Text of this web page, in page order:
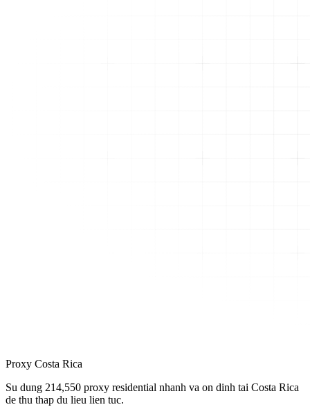
Proxy Costa Rica
Su dung 214,550 proxy residential nhanh va on dinh tai Costa Rica
de thu thap du lieu lien tuc.